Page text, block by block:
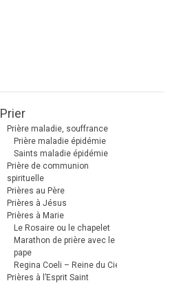
Prier
Prière maladie, souffrance
Prière maladie épidémie
Saints maladie épidémie
Prière de communion
spirituelle
Prières au Père
Prières à Jésus
Prières à Marie
Le Rosaire ou le chapelet
Marathon de prière avec le
pape
Regina Coeli – Reine du Ciel
Prières à l’Esprit Saint